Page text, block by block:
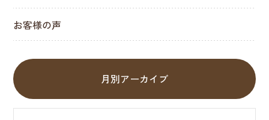
お客様の声
月別アーカイブ